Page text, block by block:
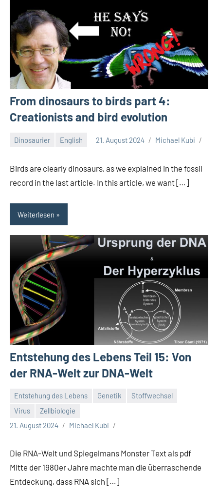
From dinosaurs to birds part 4:
Creationists and bird evolution
Dinosaurier English 21. August 2024 Michael Kubi
Birds are clearly dinosaurs, as we explained in the fossil
record in the last article. In this article, we want […]
Weiterlesen
Entstehung des Lebens Teil 15: Von
der RNA-Welt zur DNA-Welt
Entstehung des Lebens Genetik
Stoffwechsel
Virus
Zellbiologie
21. August 2024
Michael Kubi
Die RNA-Welt und Spiegelmans Monster Text als pdf
Mitte der 1980er Jahre machte man die überraschende
Entdeckung, dass RNA sich […]